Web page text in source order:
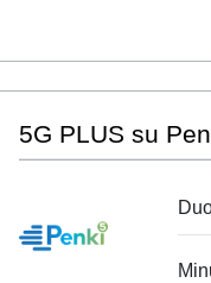
5G PLUS su